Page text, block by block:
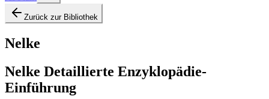
Zurück zur Bibliothek
Nelke
Nelke Detaillierte Enzyklopädie-
Einführung